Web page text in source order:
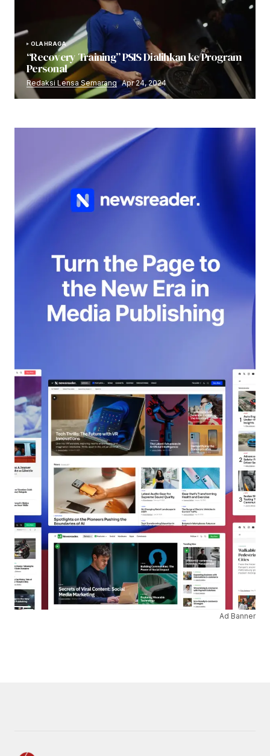
OLAHRAGA
“Recovery Training” PSIS Dialihkan ke Program
Personal
Redaksi Lensa Semarang Apr 24, 2024
Ad Banner